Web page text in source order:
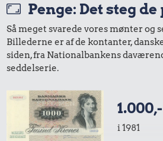
Penge: Det steg de
Så meget svarede vores mønter og
Billederne er af de kontanter,
siden, fra Nationalbankens
seddelserie.
1.000,-
i 1981